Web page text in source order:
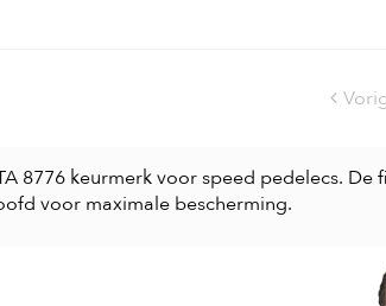
8776 keurmerk voor speed pedelecs. De
voor maximale bescherming.